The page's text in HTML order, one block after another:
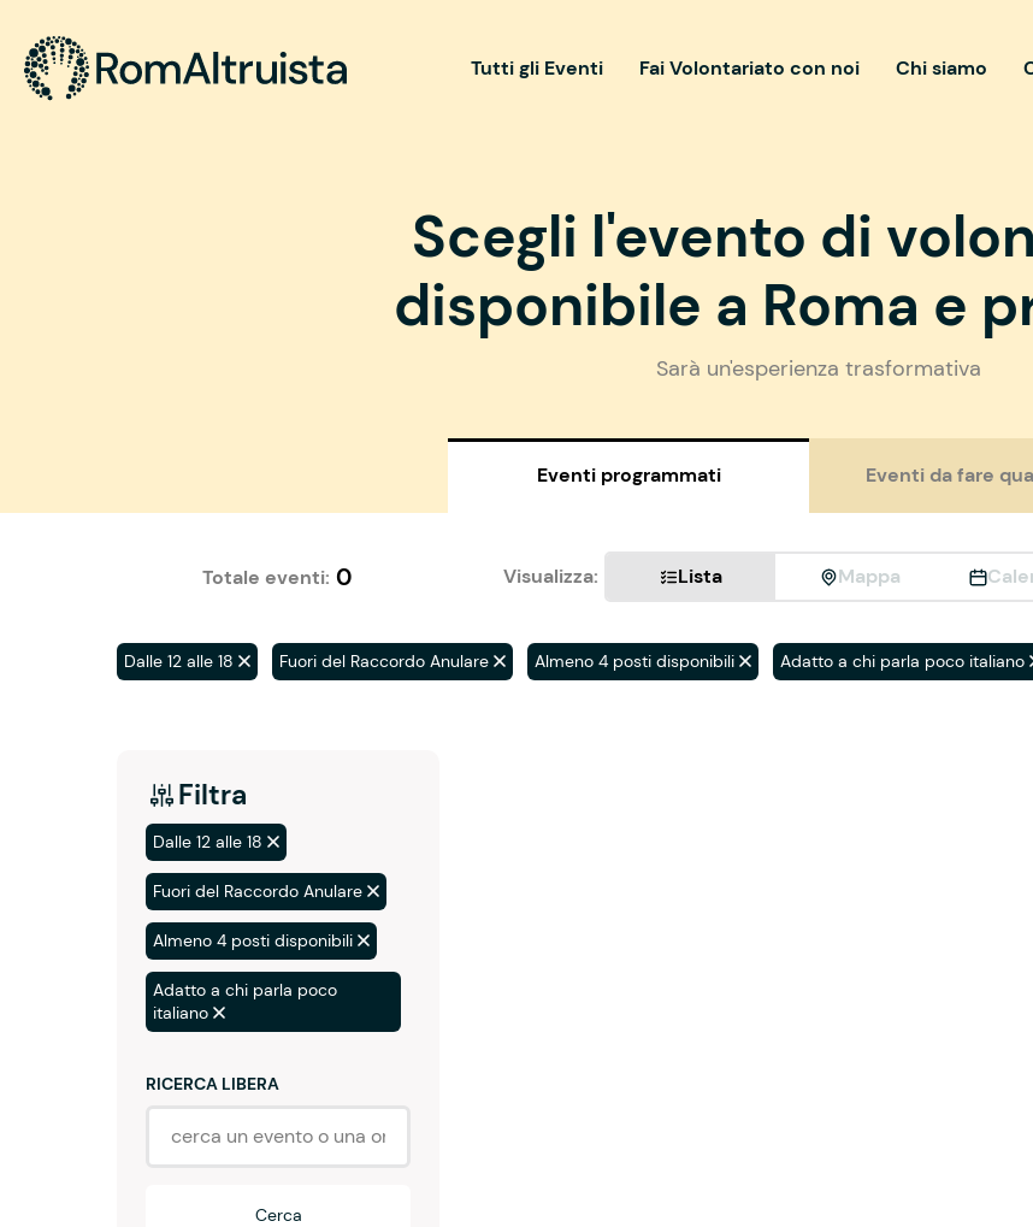
Tutti gli Eventi Fai Volontariato con noi Chi siamo
Scegli l'evento di
disponibile a Roma e
Sarà un'esperienza trasformativa
Eventi programmati Eventi da fare
Totale eventi: 0 Visualizza: Lista Mappa
Dalle 12 alle 18 Fuori del Raccordo Anulare Almeno 4 posti disponibili Adatto a chi parla poco italiano
Filtra
Dalle 12 alle 18
Fuori del Raccordo Anulare
Almeno 4 posti disponibili
Adatto a chi parla poco
italiano
RICERCA LIBERA
Cerca